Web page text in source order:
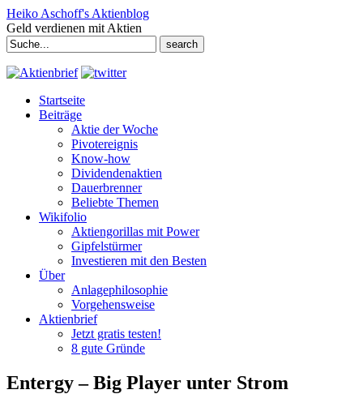
Heiko Aschoff's Aktienblog
Geld verdienen mit Aktien
Search
for:
Startseite
Beiträge
Aktie der Woche
Pivotereignis
Know-how
Dividendenaktien
Dauerbrenner
Beliebte Themen
Wikifolio
Aktiengorillas mit Power
Gipfelstürmer
Investieren mit den Besten
Über
Anlagephilosophie
Vorgehensweise
Aktienbrief
Jetzt gratis testen!
8 gute Gründe
Entergy – Big Player unter Strom